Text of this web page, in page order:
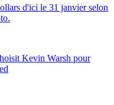
d'ici le 31 janvier selon